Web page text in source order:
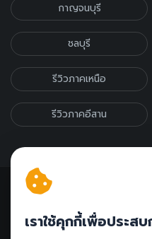
กาญจนบุรี
ชลบุรี
รีวิวภาคเหนือ
รีวิวภาคอีสาน
เราใช้คุกกี้เพื่อประ